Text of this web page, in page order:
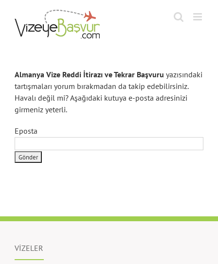
content
Almanya Vize Reddi İtirazı ve Tekrar Başvuru yazısındaki
tartışmaları yorum bırakmadan da takip edebilirsiniz.
Havalı değil mi? Aşağıdaki kutuya e-posta adresinizi
girmeniz yeterli.
Eposta
VİZELER